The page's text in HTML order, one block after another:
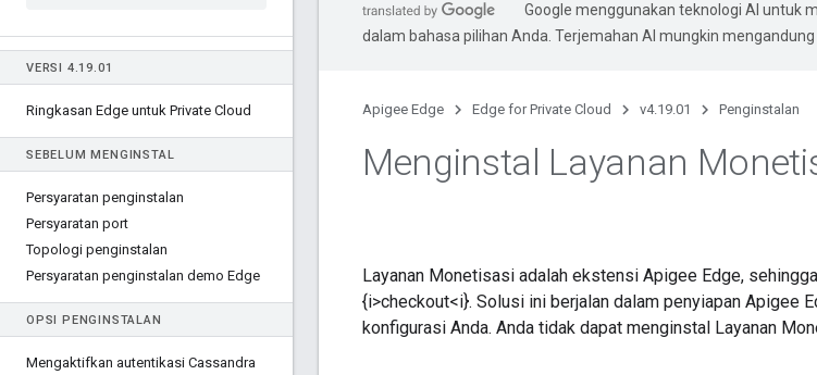
VERSI 4.19.01
Ringkasan Edge untuk Private Cloud
SEBELUM MENGINSTAL
Persyaratan penginstalan
Persyaratan port
Topologi penginstalan
Persyaratan penginstalan demo Edge
OPSI PENGINSTALAN
Mengaktifkan autentikasi Cassandra
Google menggunakan teknologi AI untuk
dalam bahasa pilihan Anda. Terjemahan AI mungkin mengandung
Apigee Edge Edge for Private Cloud v4.19.01 Penginstalan
Menginstal Layanan
Layanan Monetisasi adalah ekstensi Apigee Edge,
{i>checkout<i}. Solusi ini berjalan dalam penyiapan Apigee
konfigurasi Anda. Anda tidak dapat menginstal Layanan